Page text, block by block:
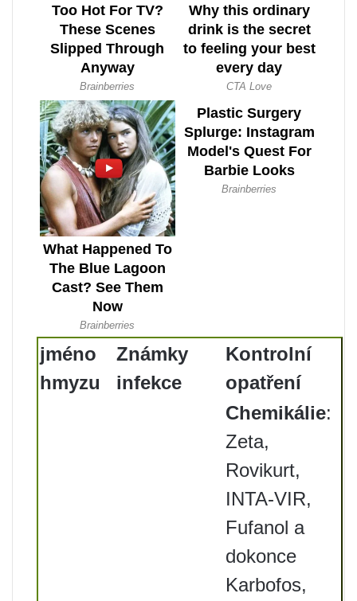
jméno
hmyzu
Známky
infekce
Kontrolní
opatření
Chemikálie:
Zeta,
Rovikurt,
INTA-VIR,
Fufanol a
dokonce
Karbofos,